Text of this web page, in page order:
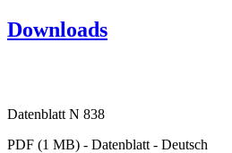
Downloads
Datenblatt N 838
PDF (1 MB) - Datenblatt - Deutsch